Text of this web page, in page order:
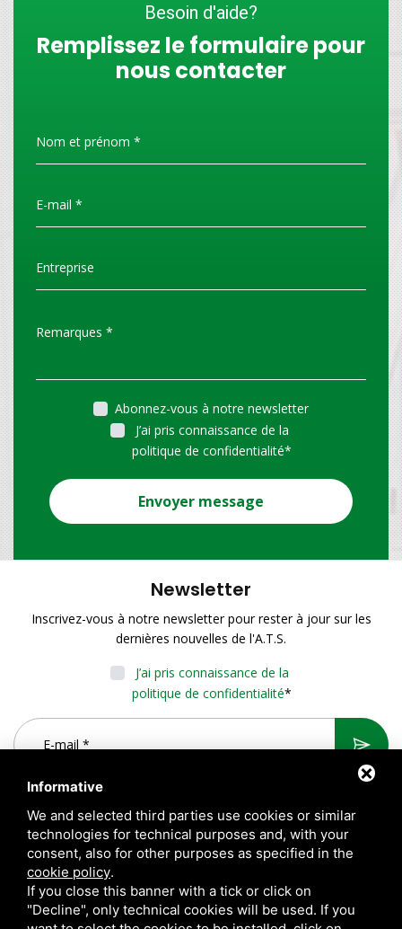
Besoin d'aide?
Remplissez le formulaire pour
nous contacter
Abonnez-vous à notre newsletter
J’ai pris connaissance de la
politique de confidentialité*
Envoyer message
Newsletter
Inscrivez-vous à notre newsletter pour rester à jour sur les
dernières nouvelles de l'A.T.S.
J’ai pris connaissance de la
politique de confidentialité*
Informative
We and selected third parties use cookies or similar
technologies for technical purposes and, with your
consent, also for other purposes as specified in the
cookie policy.
If you close this banner with a tick or click on
"Decline", only technical cookies will be used. If you